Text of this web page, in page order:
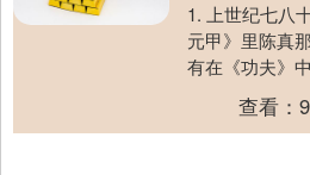
1. 上世纪七八
元甲》里陈真
有在《功夫》
的气场所震撼
般深深刻在我
查看：